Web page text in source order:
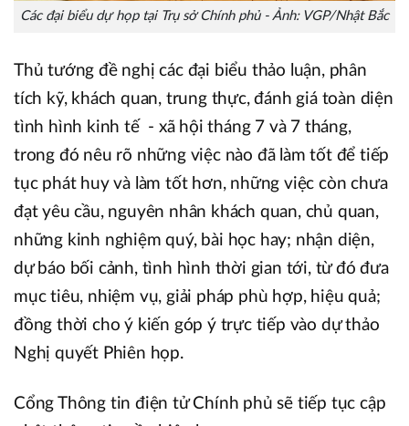
Các đại biểu dự họp tại Trụ sở Chính phủ - Ảnh: VGP/Nhật Bắc
Thủ tướng đề nghị các đại biểu thảo luận, phân
tích kỹ, khách quan, trung thực, đánh giá toàn diện
tình hình kinh tế - xã hội tháng 7 và 7 tháng,
trong đó nêu rõ những việc nào đã làm tốt để tiếp
tục phát huy và làm tốt hơn, những việc còn chưa
đạt yêu cầu, nguyên nhân khách quan, chủ quan,
những kinh nghiệm quý, bài học hay; nhận diện,
dự báo bối cảnh, tình hình thời gian tới, từ đó đưa
mục tiêu, nhiệm vụ, giải pháp phù hợp, hiệu quả;
đồng thời cho ý kiến góp ý trực tiếp vào dự thảo
Nghị quyết Phiên họp.
Cổng Thông tin điện tử Chính phủ sẽ tiếp tục cập